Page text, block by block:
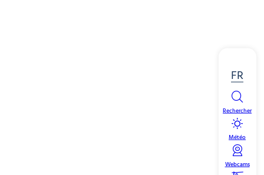
FR
Rechercher
Météo
Webcams